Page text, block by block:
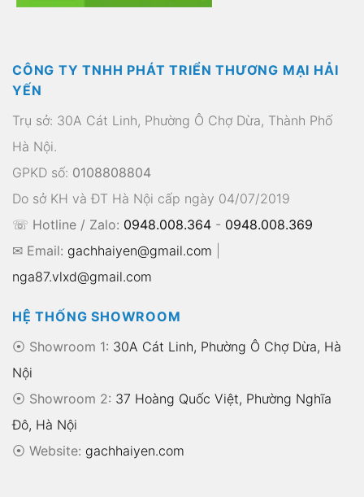
CÔNG TY TNHH PHÁT TRIỂN THƯƠNG MẠI HẢI
YẾN
Trụ sở: 30A Cát Linh, Phường Ô Chợ Dừa, Thành Phố
Hà Nội.
GPKD số: 0108808804
Do sở KH và ĐT Hà Nội cấp ngày 04/07/2019
☏ Hotline / Zalo: 0948.008.364 - 0948.008.369
✉ Email: gachhaiyen@gmail.com
nga87.vlxd@gmail.com
HỆ THỐNG SHOWROOM
⦿ Showroom 1: 30A Cát Linh, Phường Ô Chợ Dừa, Hà
Nội
⦿ Showroom 2: 37 Hoàng Quốc Việt, Phường Nghĩa
Đô, Hà Nội
⦿ Website: gachhaiyen.com